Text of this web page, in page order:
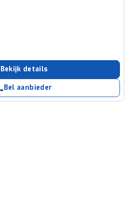
Bekijk details
Bel aanbieder